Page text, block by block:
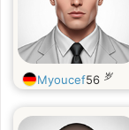
Myoucef56 岁